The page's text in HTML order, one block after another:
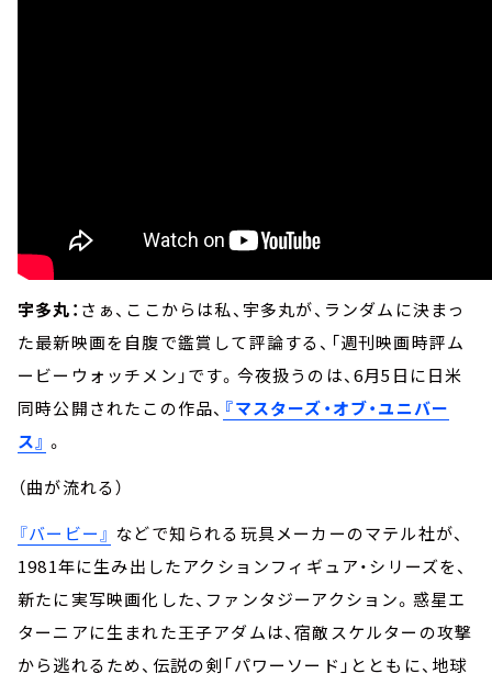
宇多丸： さぁ、ここからは私、宇多丸が、ランダムに決まっ
た最新映画を自腹で鑑賞して評論する、「週刊映画時評ム
ービーウォッチメン」です。今夜扱うのは、6月5日に日米
同時公開されたこの作品、 『マスターズ・オブ・ユニバー
ス』 。
（曲が流れる）
『バービー』 などで知られる玩具メーカーのマテル社が、
1981年に生み出したアクションフィギュア・シリーズを、
新たに実写映画化した、ファンタジーアクション。惑星エ
ターニアに生まれた王子アダムは、宿敵スケルターの攻撃
から逃れるため、伝説の剣「パワーソード」とともに、地球